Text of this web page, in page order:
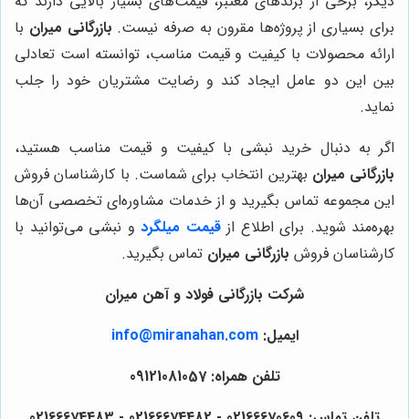
برای بسیاری از پروژه‌ها مقرون به صرفه نیست. بازرگانی میران با
ارائه محصولات با کیفیت و قیمت مناسب، توانسته است تعادلی
بین این دو عامل ایجاد کند و رضایت مشتریان خود را جلب
نماید.
اگر به دنبال خرید نبشی با کیفیت و قیمت مناسب هستید،
بازرگانی میران بهترین انتخاب برای شماست. با کارشناسان فروش
این مجموعه تماس بگیرید و از خدمات مشاوره‌ای تخصصی آن‌ها
بهره‌مند شوید. برای اطلاع ازقیمت میلگرد و نبشی می‌توانید با
کارشناسان فروش بازرگانی میران تماس بگیرید.
شرکت بازرگانی فولاد و آهن میران
ایمیل:info@miranahan.com
تلفن همراه: 09121081057